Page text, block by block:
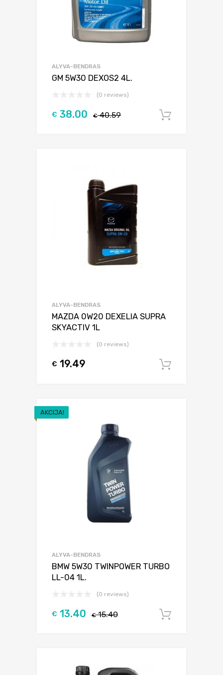
ALYVA-BENDRAS
GM 5W30 DEXOS2 4L.
(0 reviews)
€40.59
€ 38.00
ALYVA-BENDRAS
MAZDA 0W20 DEXELIA SUPRA
SKYACTIV 1L
(0 reviews)
€ 19.49
AKCIJA!
ALYVA-BENDRAS
BMW 5W30 TWINPOWER TURBO
LL-04 1L.
(0 reviews)
€15.40
€ 13.40